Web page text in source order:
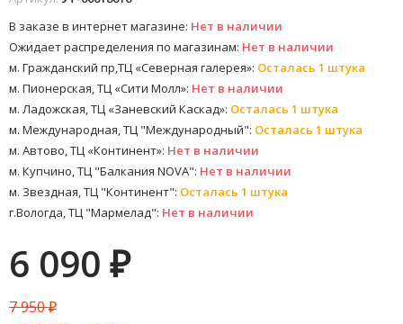
В заказе в интернет магазине: Нет в наличии
Ожидает распределения по магазинам: Нет в наличии
м. Гражданский пр,ТЦ «Северная галерея»: Осталась 1 штука
м. Пионерская, ТЦ «Сити Молл»: Нет в наличии
м. Ладожская, ТЦ «Заневский Каскад»: Осталась 1 штука
м. Международная, ТЦ "Международный": Осталась 1 штука
м. Автово, ТЦ «Континент»: Нет в наличии
м. Купчино, ТЦ "Балкания NOVA": Нет в наличии
м. Звездная, ТЦ "Континент": Осталась 1 штука
г.Вологда, ТЦ "Мармелад": Нет в наличии
6 090 ₽
7 950₽